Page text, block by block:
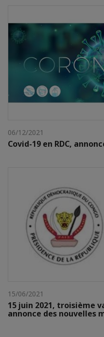
06/12/2021
Covid-19 en RDC,
15/06/2021
15 juin 2021, troisième
annonce des nouvelles